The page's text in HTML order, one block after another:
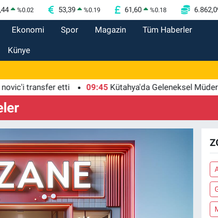
%0.02 53,39 %0.19 61,60 %0.18
Ekonomi Spor Magazin Tüm Haberler
Künye
transfer etti 09:45 Kütahya'da Geleneksel Müderris